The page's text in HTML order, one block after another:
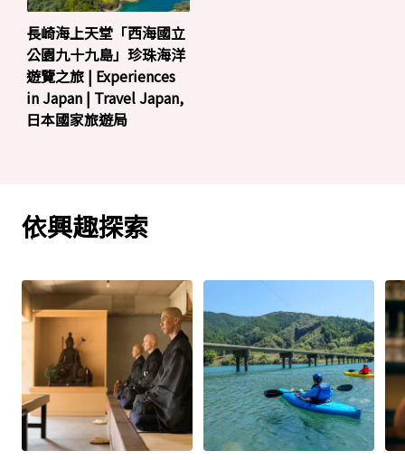
長崎海上天堂「西海國立
公園九十九島」珍珠海洋
遊覽之旅 | Experiences
in Japan | Travel Japan,
日本國家旅遊局
依興趣探索